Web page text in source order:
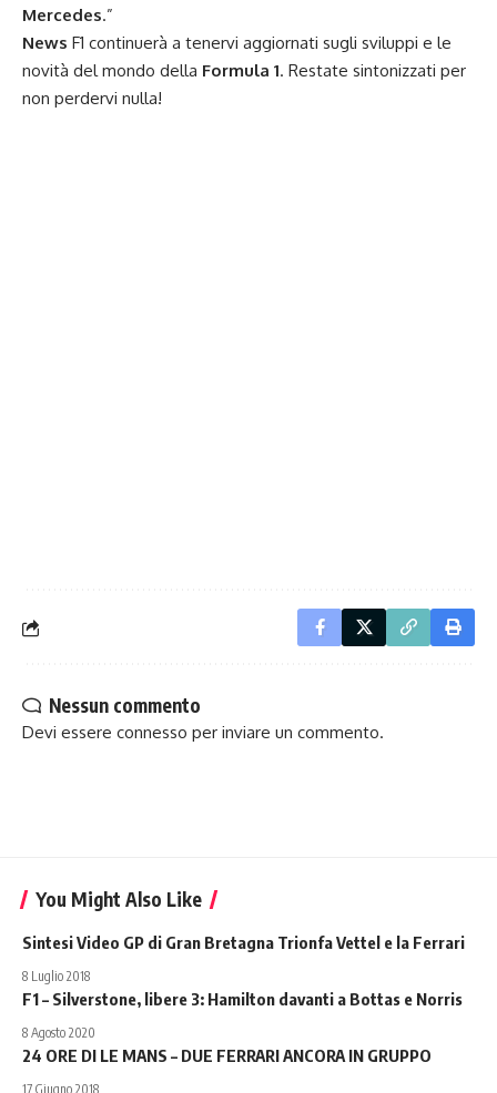
Mercedes.”
News F1 continuerà a tenervi aggiornati sugli sviluppi e le
novità del mondo della Formula 1. Restate sintonizzati per
non perdervi nulla!
Nessun commento
Devi essere connesso per inviare un commento.
You Might Also Like
Sintesi Video GP di Gran Bretagna Trionfa Vettel e la Ferrari
8 Luglio 2018
F1 – Silverstone, libere 3: Hamilton davanti a Bottas e Norris
8 Agosto 2020
24 ORE DI LE MANS – DUE FERRARI ANCORA IN GRUPPO
17 Giugno 2018